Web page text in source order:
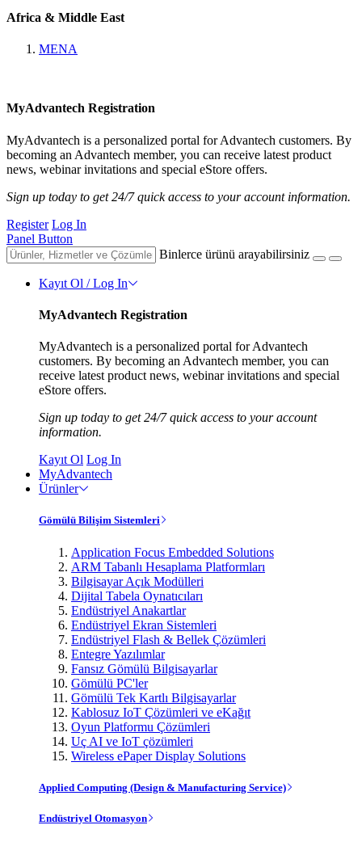
Africa & Middle East
MENA
MyAdvantech Registration
MyAdvantech is a personalized portal for Advantech customers. By
becoming an Advantech member, you can receive latest product
news, webinar invitations and special eStore offers.
Sign up today to get 24/7 quick access to your account information.
Register Log In
Panel Button
Binlerce ürünü arayabilirsiniz
Kayıt Ol / Log In
MyAdvantech Registration
MyAdvantech is a personalized portal for Advantech
customers. By becoming an Advantech member, you can
receive latest product news, webinar invitations and special
eStore offers.
Sign up today to get 24/7 quick access to your account
information.
Kayıt Ol Log In
MyAdvantech
Ürünler
Gömülü Bilişim Sistemleri
Application Focus Embedded Solutions
ARM Tabanlı Hesaplama Platformları
Bilgisayar Açık Modülleri
Dijital Tabela Oynatıcıları
Endüstriyel Anakartlar
Endüstriyel Ekran Sistemleri
Endüstriyel Flash & Bellek Çözümleri
Entegre Yazılımlar
Fansız Gömülü Bilgisayarlar
Gömülü PC'ler
Gömülü Tek Kartlı Bilgisayarlar
Kablosuz IoT Çözümleri ve eKağıt
Oyun Platformu Çözümleri
Uç AI ve IoT çözümleri
Wireless ePaper Display Solutions
Applied Computing (Design & Manufacturing Service)
Endüstriyel Otomasyon